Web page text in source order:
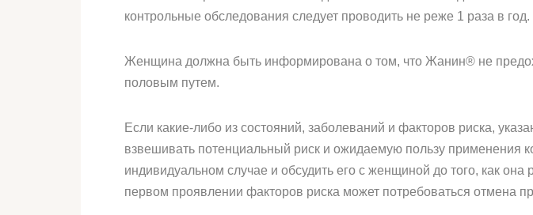
контрольные обследования следует проводить не реже 1 раза в год.
Женщина должна быть информирована о том, что Жанин® не
половым путем.
Если какие-либо из состояний, заболеваний и факторов риска,
взвешивать потенциальный риск и ожидаемую пользу применения
индивидуальном случае и обсудить его с женщиной до того, как
первом проявлении факторов риска может потребоваться отмена